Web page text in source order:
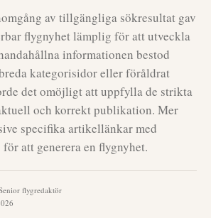
av tillgängliga sökresultat gav
flygnyhet lämplig för att utveckla
informationen bestod
kategorisidor eller föråldrat
det omöjligt att uppfylla de strikta
och korrekt publikation. Mer
specifika artikellänkar med
att generera en flygnyhet.
flygredaktör